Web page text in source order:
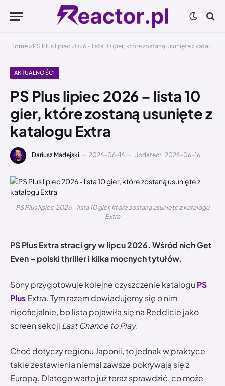
Home » PS Plus lipiec 2026 – lista 10 gier, które zostaną usunięte z katalogu Extra
AKTUALNOŚCI
PS Plus lipiec 2026 – lista 10
gier, które zostaną usunięte z
katalogu Extra
Dariusz Madejski 2026-06-16 Updated: 2026-06-16
PS Plus lipiec 2026 - lista 10 gier, które zostaną usunięte z katalogu
Extra
PS Plus Extra straci gry w lipcu 2026. Wśród nich Get
Even – polski thriller i kilka mocnych tytułów.
Sony przygotowuje kolejne czyszczenie katalogu PS
PlusExtra. Tym razem dowiadujemy się o nim
nieoficjalnie, bo lista pojawiła się na Reddicie jako
screen sekcji Last Chance to Play.
Choć dotyczy regionu Japonii, to jednak w praktyce
takie zestawienia niemal zawsze pokrywają się z
Europą. Dlatego warto już teraz sprawdzić, co może